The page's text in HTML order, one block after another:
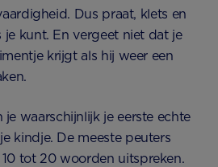
Dus praat, klets en
je kunt. En vergeet niet dat je
krijgt als hij weer een
je waarschijnlijk je eerste echte
kindje. De meeste peuters
tot 20 woorden uitspreken.